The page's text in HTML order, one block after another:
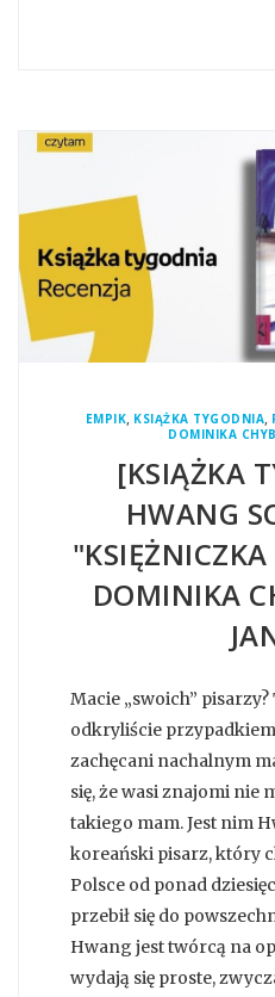
EMPIK, KSIĄŻKA TYGODNIA,
DOMINIKA
[KSIĄŻKA
HWANG
DOMINIKA
Macie „swoich”
odkryliście
zachęcani nachalnym
się, że wasi znajomi nie
takiego mam. Jest nim
koreański pisarz, który
Polsce od ponad
przebił się do
Hwang jest twórcą na
wydają się proste,